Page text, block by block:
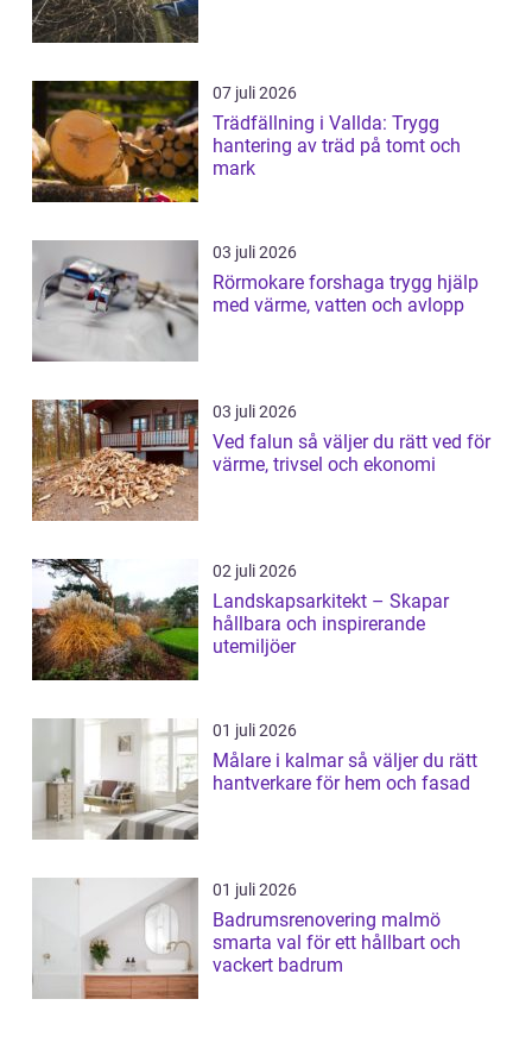
07 juli 2026
Trädfällning i Vallda: Trygg
hantering av träd på tomt och
mark
03 juli 2026
Rörmokare forshaga trygg hjälp
med värme, vatten och avlopp
03 juli 2026
Ved falun så väljer du rätt ved för
värme, trivsel och ekonomi
02 juli 2026
Landskapsarkitekt – Skapar
hållbara och inspirerande
utemiljöer
01 juli 2026
Målare i kalmar så väljer du rätt
hantverkare för hem och fasad
01 juli 2026
Badrumsrenovering malmö
smarta val för ett hållbart och
vackert badrum